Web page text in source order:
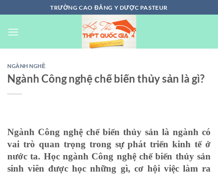
đến
nội
TRƯỜNG CAO ĐẲNG Y DƯỢC PASTEUR
NGÀNH NGHỀ
Ngành Công nghệ chế biến thủy sản là gì?
Ngành Công nghệ chế biến thủy sản là ngành có
vai trò quan trọng trong sự phát triển kinh tế ở
nước ta. Học ngành Công nghệ chế biến thủy sản
sinh viên được học những gì, cơ hội việc làm ra